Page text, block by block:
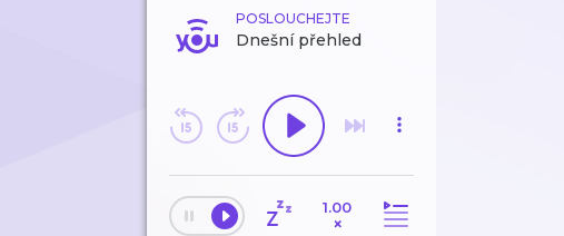
POSLOUCHEJTE
Dnešní přehled
1.00
×